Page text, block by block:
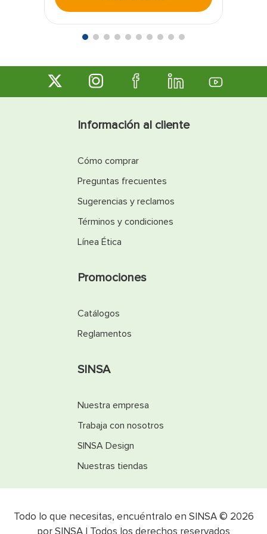
Información al cliente
Cómo comprar
Preguntas frecuentes
Sugerencias y reclamos
Términos y condiciones
Línea Ética
Promociones
Catálogos
Reglamentos
SINSA
Nuestra empresa
Trabaja con nosotros
SINSA Design
Nuestras tiendas
Todo lo que necesitas, encuéntralo en SINSA © 2026
por SINSA | Todos los derechos reservados